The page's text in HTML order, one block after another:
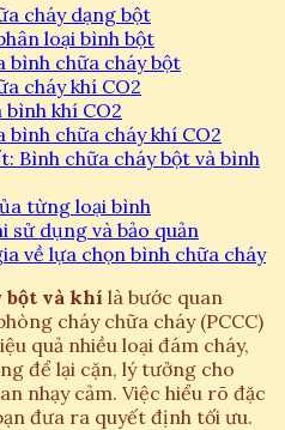
cháy dạng bột
loại bình bột
bình chữa cháy bột
cháy khí CO2
bình khí CO2
bình chữa cháy khí CO2
Bình chữa cháy bột và bình
từng loại bình
sử dụng và bảo quản
về lựa chọn bình chữa cháy
bột và khí là bước quan
cháy chữa cháy (PCCC)
quả nhiều loại đám cháy,
để lại cặn, lý tưởng cho
nhạy cảm. Việc hiểu rõ đặc
đưa ra quyết định tối ưu.